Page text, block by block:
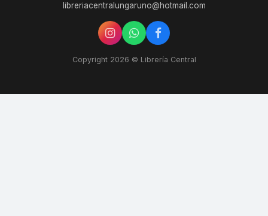
libreriacentralungaruno@hotmail.com
Copyright 2026 © Librería Central